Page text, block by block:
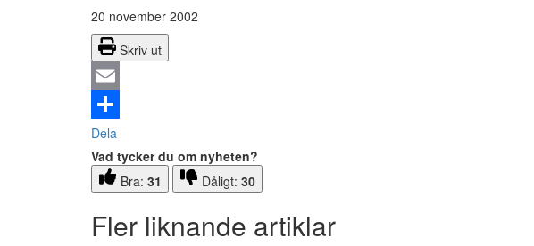
20 november 2002
Skriv ut
Email
Dela
Vad tycker du om nyheten?
Bra: 31 Dåligt: 30
Fler liknande artiklar